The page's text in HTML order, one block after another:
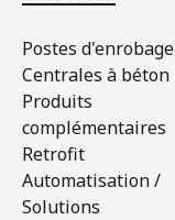
Postes d'enrobage
Centrales à béton
Produits
complémentaires
Retrofit
Automatisation /
Solutions